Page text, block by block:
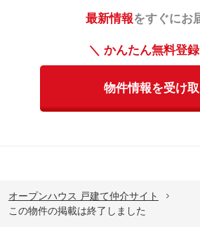
最新情報をすぐにお
＼ かんたん無料登
物件情報を受け
オープンハウス 戸建て仲介サイト
この物件の掲載は終了しました